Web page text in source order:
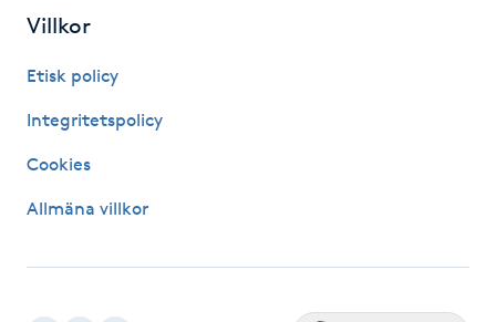
MicroPen
Mixfransar
Villkor
Etisk policy
Integritetspolicy
Cookies
Allmäna villkor